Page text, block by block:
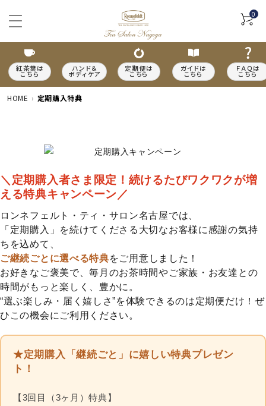
0
紅茶葉は
こちら
ハンド＆
ボディケア
定期便は
こちら
ガイドは
こちら
ＦＡＱは
こちら
ACCOUNT MENU
meeting_room ログイン person 新規会員登録
カテゴリーから探す
種類から探す
スキンケア
概要
定期購入商品
ご利用ガイド
プライバシーポリシー
HOME 定期購入特典
＼定期購入者さま限定！続けるたびワクワクが増
える特典キャンペーン／
ロンネフェルト・ティ・サロン名古屋では、
「定期購入」を続けてくださる大切なお客様に感謝の気持
ちを込めて、
ご継続ごとに選べる特典をご用意しました！
お好きなご褒美で、毎月のお茶時間やご家族・お友達との
時間がもっと楽しく、豊かに。
“選ぶ楽しみ・届く嬉しさ”を体験できるのは定期便だけ！ぜ
ひこの機会にご利用ください。
★定期購入「継続ごと」に嬉しい特典プレゼン
ト！
【3回目（3ヶ月）特典】